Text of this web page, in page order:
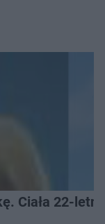
Ciała 22-